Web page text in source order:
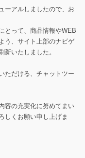
ーアルしましたので、お
とって、商品情報やWEB
う、サイト上部のナビゲ
新いたしました。
ただける、チャットツー
容の充実化に努めてまい
しくお願い申し上げま